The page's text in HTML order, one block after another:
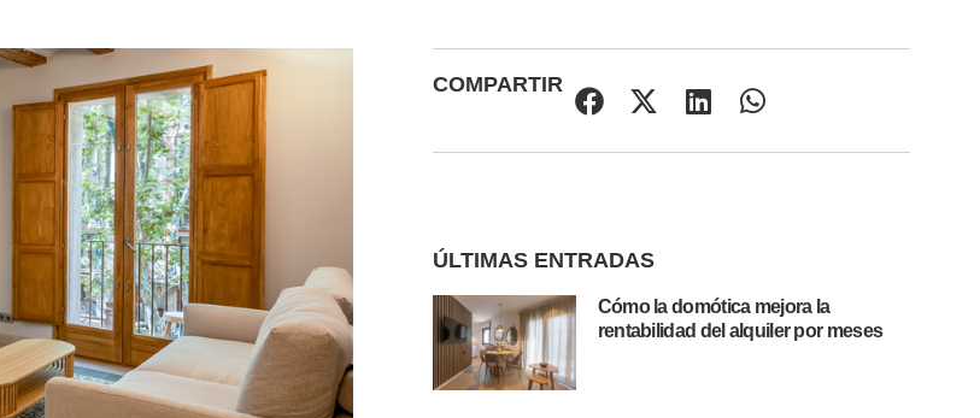
COMPARTIR
ÚLTIMAS ENTRADAS
Cómo la domótica mejora la
rentabilidad del alquiler por meses